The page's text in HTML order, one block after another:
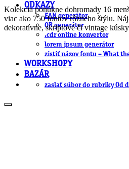
ODKAZY
EAN generátor
QR generátor
.cdr online konvertor
lorem ipsum generátor
zistiť názov fontu – What
WORKSHOPY
BAZÁR
zaslať súbor do rubriky Od
Kolekcia ponúkne dohromady 16
viac ako 750 fontov rôzneho štýlu.
dekoratívne, skriptové či vintage